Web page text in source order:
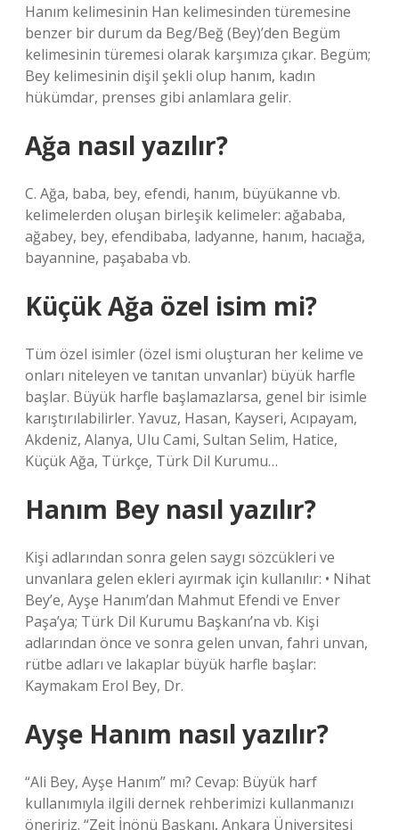
Hanım kelimesinin Han kelimesinden türemesine
benzer bir durum da Beg/Beğ (Bey)’den Begüm
kelimesinin türemesi olarak karşımıza çıkar. Begüm;
Bey kelimesinin dişil şekli olup hanım, kadın
hükümdar, prenses gibi anlamlara gelir.
Ağa nasıl yazılır?
C. Ağa, baba, bey, efendi, hanım, büyükanne vb.
kelimelerden oluşan birleşik kelimeler: ağababa,
ağabey, bey, efendibaba, ladyanne, hanım, hacıağa,
bayannine, paşababa vb.
Küçük Ağa özel isim mi?
Tüm özel isimler (özel ismi oluşturan her kelime ve
onları niteleyen ve tanıtan unvanlar) büyük harfle
başlar. Büyük harfle başlamazlarsa, genel bir isimle
karıştırılabilirler. Yavuz, Hasan, Kayseri, Acıpayam,
Akdeniz, Alanya, Ulu Cami, Sultan Selim, Hatice,
Küçük Ağa, Türkçe, Türk Dil Kurumu…
Hanım Bey nasıl yazılır?
Kişi adlarından sonra gelen saygı sözcükleri ve
unvanlara gelen ekleri ayırmak için kullanılır: • Nihat
Bey’e, Ayşe Hanım’dan Mahmut Efendi ve Enver
Paşa’ya; Türk Dil Kurumu Başkanı’na vb. Kişi
adlarından önce ve sonra gelen unvan, fahri unvan,
rütbe adları ve lakaplar büyük harfle başlar:
Kaymakam Erol Bey, Dr.
Ayşe Hanım nasıl yazılır?
“Ali Bey, Ayşe Hanım” mı? Cevap: Büyük harf
kullanımıyla ilgili dernek rehberimizi kullanmanızı
öneririz. “Zeit İnönü Başkanı, Ankara Üniversitesi